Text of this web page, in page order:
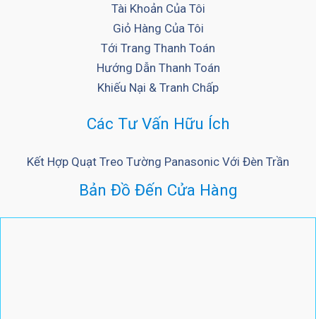
Tài Khoản Của Tôi
Giỏ Hàng Của Tôi
Tới Trang Thanh Toán
Hướng Dẫn Thanh Toán
Khiếu Nại & Tranh Chấp
Các Tư Vấn Hữu Ích
Kết Hợp Quạt Treo Tường Panasonic Với Đèn Trần
Bản Đồ Đến Cửa Hàng